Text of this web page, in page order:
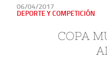
PUBLICADO
EN
06/04/2017
DEPORTE Y COMPETICIÓN
COPA